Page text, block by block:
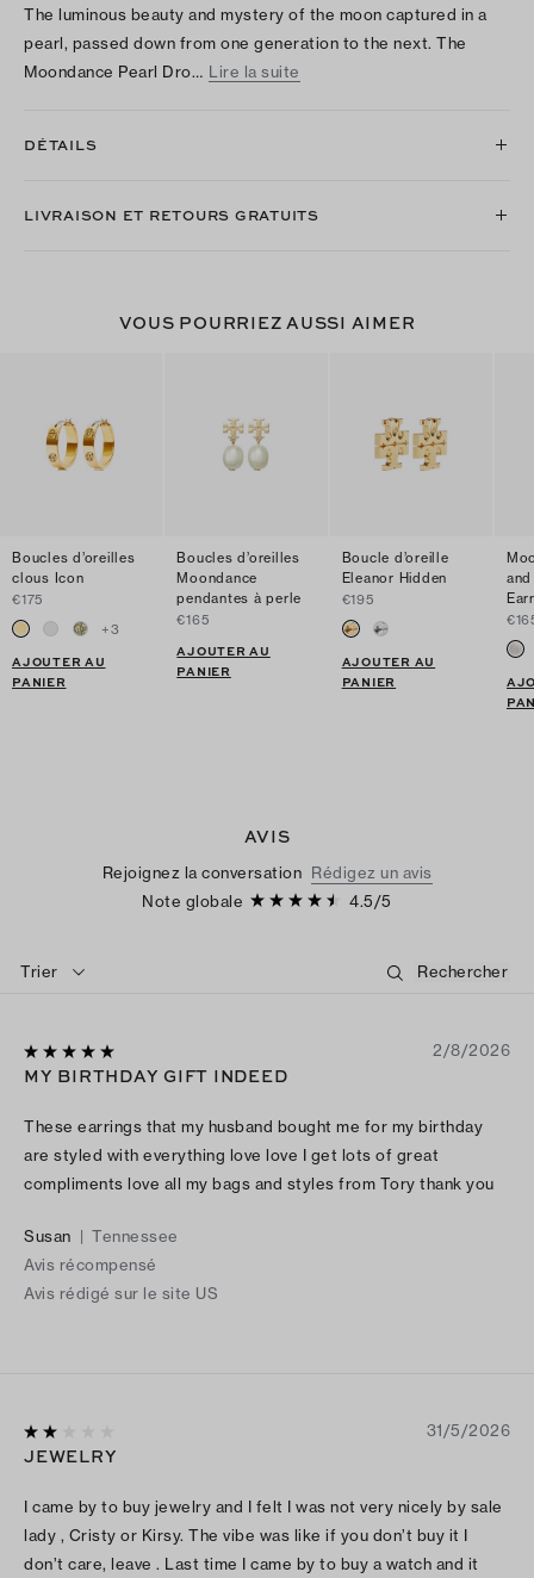
The luminous beauty and mystery of the moon captured in a
pearl, passed down from one generation to the next. The
Moondance Pearl Dro… Lire la suite
DÉTAILS
LIVRAISON ET RETOURS GRATUITS
VOUS POURRIEZ AUSSI AIMER
Boucles d’oreilles
clous Icon
€175
+3
AJOUTER AU
PANIER
Boucles d’oreilles
Moondance
pendantes à perle
€165
AJOUTER AU
PANIER
Boucle d’oreille
Eleanor Hidden
€195
AJOUTER AU
PANIER
AVIS
Rejoignez la conversation Rédigez un avis
Note globale
4.5/5
Trier
2/8/2026
MY BIRTHDAY GIFT INDEED
These earrings that my husband bought me for my birthday
are styled with everything love love I get lots of great
compliments love all my bags and styles from Tory thank you
Susan | Tennessee
Avis récompensé
Avis rédigé sur le site US
31/5/2026
JEWELRY
I came by to buy jewelry and I felt I was not very nicely by sale
lady , Cristy or Kirsy. The vibe was like if you don’t buy it I
don’t care, leave . Last time I came by to buy a watch and it